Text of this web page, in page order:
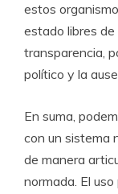
estos
estado libres
transparencia,
político y la
En suma,
con un sistema
de manera
normada. El